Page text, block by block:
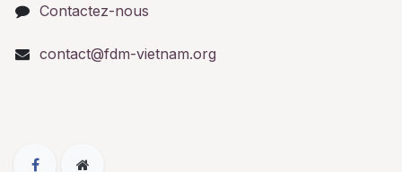
Contactez-nous
contact@fdm-vietnam.org